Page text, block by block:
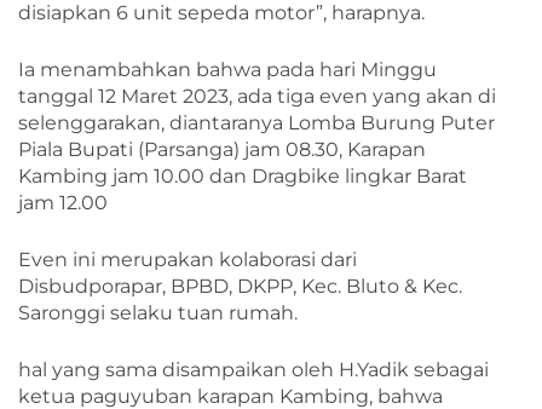
disiapkan 6 unit sepeda motor”, harapnya.
Ia menambahkan bahwa pada hari Minggu
tanggal 12 Maret 2023, ada tiga even yang akan di
selenggarakan, diantaranya Lomba Burung Puter
Piala Bupati (Parsanga) jam 08.30, Karapan
Kambing jam 10.00 dan Dragbike lingkar Barat
jam 12.00
Even ini merupakan kolaborasi dari
Disbudporapar, BPBD, DKPP, Kec. Bluto & Kec.
Saronggi selaku tuan rumah.
hal yang sama disampaikan oleh H.Yadik sebagai
ketua paguyuban karapan Kambing, bahwa